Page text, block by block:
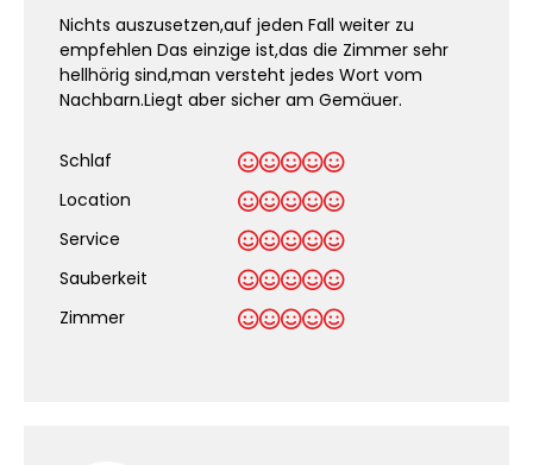
Nichts auszusetzen,auf jeden Fall weiter zu
empfehlen Das einzige ist,das die Zimmer sehr
hellhörig sind,man versteht jedes Wort vom
Nachbarn.Liegt aber sicher am Gemäuer.
Schlaf
Location
Service
Sauberkeit
Zimmer